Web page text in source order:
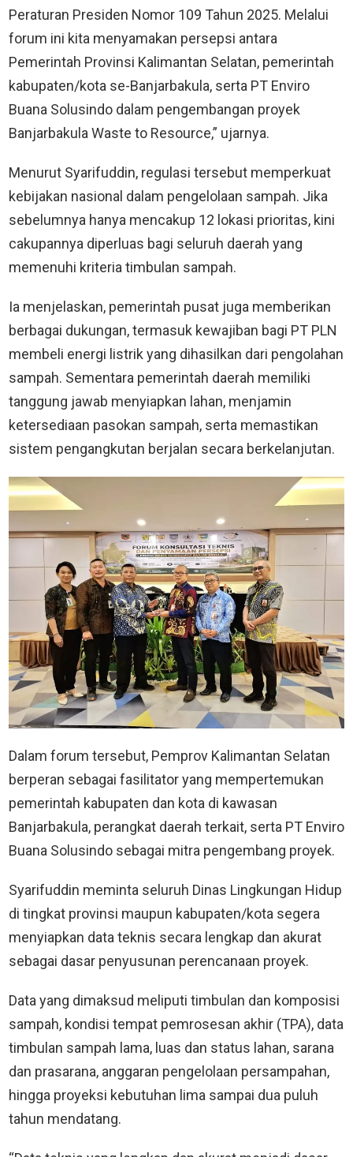
Peraturan Presiden Nomor 109 Tahun 2025. Melalui
forum ini kita menyamakan persepsi antara
Pemerintah Provinsi Kalimantan Selatan, pemerintah
kabupaten/kota se-Banjarbakula, serta PT Enviro
Buana Solusindo dalam pengembangan proyek
Banjarbakula Waste to Resource,” ujarnya.
Menurut Syarifuddin, regulasi tersebut memperkuat
kebijakan nasional dalam pengelolaan sampah. Jika
sebelumnya hanya mencakup 12 lokasi prioritas, kini
cakupannya diperluas bagi seluruh daerah yang
memenuhi kriteria timbulan sampah.
Ia menjelaskan, pemerintah pusat juga memberikan
berbagai dukungan, termasuk kewajiban bagi PT PLN
membeli energi listrik yang dihasilkan dari pengolahan
sampah. Sementara pemerintah daerah memiliki
tanggung jawab menyiapkan lahan, menjamin
ketersediaan pasokan sampah, serta memastikan
sistem pengangkutan berjalan secara berkelanjutan.
Dalam forum tersebut, Pemprov Kalimantan Selatan
berperan sebagai fasilitator yang mempertemukan
pemerintah kabupaten dan kota di kawasan
Banjarbakula, perangkat daerah terkait, serta PT Enviro
Buana Solusindo sebagai mitra pengembang proyek.
Syarifuddin meminta seluruh Dinas Lingkungan Hidup
di tingkat provinsi maupun kabupaten/kota segera
menyiapkan data teknis secara lengkap dan akurat
sebagai dasar penyusunan perencanaan proyek.
Data yang dimaksud meliputi timbulan dan komposisi
sampah, kondisi tempat pemrosesan akhir (TPA), data
timbulan sampah lama, luas dan status lahan, sarana
dan prasarana, anggaran pengelolaan persampahan,
hingga proyeksi kebutuhan lima sampai dua puluh
tahun mendatang.